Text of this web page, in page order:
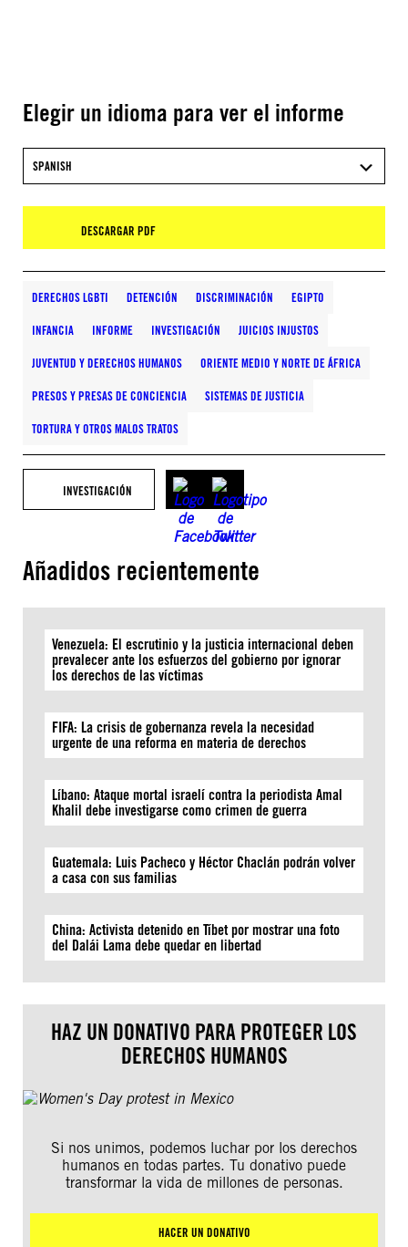
Elegir un idioma para ver el informe
SPANISH
DESCARGAR PDF
DERECHOS LGBTI DETENCIÓN DISCRIMINACIÓN EGIPTO
INFANCIA INFORME INVESTIGACIÓN JUICIOS INJUSTOS
JUVENTUD Y DERECHOS HUMANOS ORIENTE MEDIO Y NORTE DE ÁFRICA
PRESOS Y PRESAS DE CONCIENCIA SISTEMAS DE JUSTICIA
TORTURA Y OTROS MALOS TRATOS
INVESTIGACIÓN
Añadidos recientemente
Venezuela: El escrutinio y la justicia internacional deben
prevalecer ante los esfuerzos del gobierno por ignorar
los derechos de las víctimas
FIFA: La crisis de gobernanza revela la necesidad
urgente de una reforma en materia de derechos
Líbano: Ataque mortal israelí contra la periodista Amal
Khalil debe investigarse como crimen de guerra
Guatemala: Luis Pacheco y Héctor Chaclán podrán volver
a casa con sus familias
China: Activista detenido en Tíbet por mostrar una foto
del Dalái Lama debe quedar en libertad
HAZ UN DONATIVO PARA PROTEGER LOS
DERECHOS HUMANOS
Si nos unimos, podemos luchar por los derechos
humanos en todas partes. Tu donativo puede
transformar la vida de millones de personas.
HACER UN DONATIVO